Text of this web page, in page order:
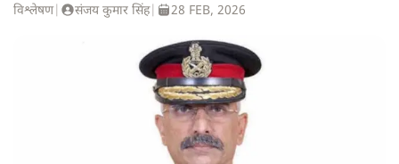
विश्लेषण| संजय कुमार सिंह| 28 FEB, 2026